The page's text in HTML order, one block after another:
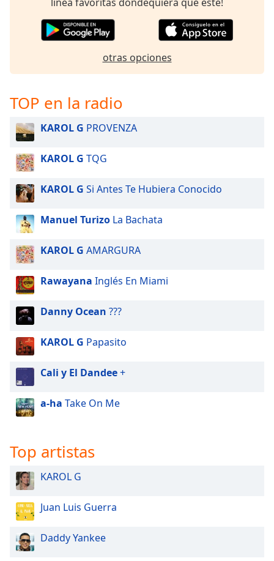
Area
Color
Opacity
Font
Size
Text
Edge
Style
Font
Family
Reset
Done
Modal
Dialog
otras opciones
TOP en la radio
KAROL G PROVENZA
KAROL G TQG
KAROL G Si Antes Te Hubiera Conocido
Manuel Turizo La Bachata
KAROL G AMARGURA
Rawayana Inglés En Miami
Danny Ocean ???
KAROL G Papasito
Cali y El Dandee+
a-ha Take On Me
Top artistas
KAROL G
Juan Luis Guerra
Daddy Yankee